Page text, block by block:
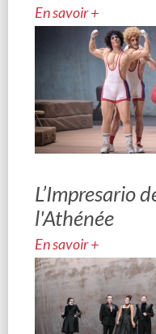
En savoir +
L’Impresario
l'Athénée
En savoir +